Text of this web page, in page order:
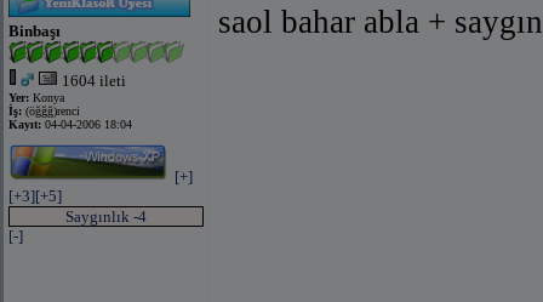
Binbaşı
1604 ileti
Yer: Konya
İş: (öğğğ)renci
Kayıt: 04-04-2006 18:04
[+]
[+3][+5]
Saygınlık -4
[-]
saol bahar abla +